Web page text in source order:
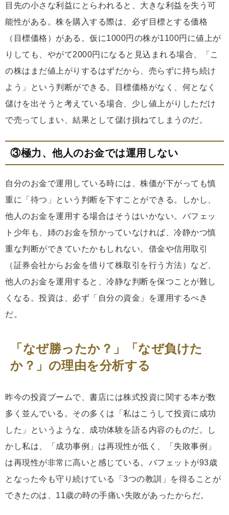
目先の小さな利益にとらわれると、大きな利益を失う可
能性がある。株を購入する際は、必ず目標とする価格
（目標価格）がある。仮に1000円の株が1100円に値上が
りしても、やがて2000円になると見込まれる場合、「こ
の株はまだ値上がりするはずだから、売らずに持ち続け
よう」という判断ができる。目標価格がなく、何となく
儲けを出そうと考えている場合、少し値上がりしただけ
で売ってしまい、結果として儲け損ねてしまうのだ。
③極力、他人のお金では運用しない
自分のお金で運用している時には、株価が下がっても慎
重に「待つ」という判断を下すことができる。しかし、
他人のお金を運用する場合はそうはいかない。バフェッ
ト少年も、姉のお金を預かっていなければ、冷静かつ慎
重な判断ができていたかもしれない。借金や信用取引
（証券会社からお金を借りて株取引を行う方法）など、
他人のお金を運用すると、冷静な判断を保つことが難し
くなる。投資は、必ず「自分の資金」を運用するべき
だ。
「なぜ勝ったか？」「なぜ負けた
か？」の理由を分析する
昨今の投資ブームで、書店には株式投資に関する本が数
多く並んでいる。その多くは「私はこうして投資に成功
した」というような、成功体験を語る内容のものだ。し
かし私は、「成功事例」は再現性が低く、「失敗事例」
は再現性が非常に高いと感じている。バフェットが93歳
となった今も守り続けている「3つの教訓」を得ることが
できたのは、11歳の時の手痛い失敗があったからだ。